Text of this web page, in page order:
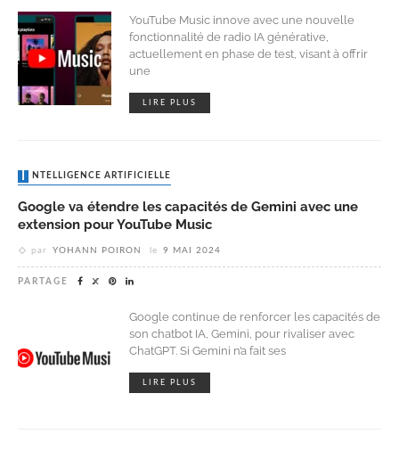
YouTube Music innove avec une nouvelle
fonctionnalité de radio IA générative,
actuellement en phase de test, visant à offrir
une
LIRE PLUS
INTELLIGENCE ARTIFICIELLE
Google va étendre les capacités de Gemini avec une
extension pour YouTube Music
par YOHANN POIRON le 9 MAI 2024
PARTAGE
Google continue de renforcer les capacités de
son chatbot IA, Gemini, pour rivaliser avec
ChatGPT. Si Gemini n’a fait ses
LIRE PLUS